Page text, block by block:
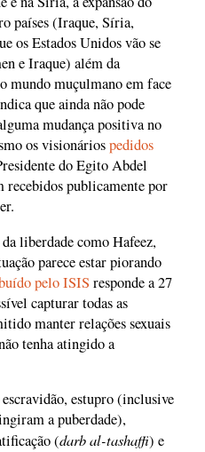
países (Iraque, Síria,
os Estados Unidos vão se
e Iraque) além da
mundo muçulmano em face
que ainda não pode
mudança positiva no
os visionáriospedidos
do Egito Abdel
recebidos publicamente por
liberdade como Hafeez,
parece estar piorando
pelo ISIS responde a 27
capturar todas as
manter relações sexuais
tenha atingido a
estupro (inclusive
a puberdade),
(darb al-tashaffi) e